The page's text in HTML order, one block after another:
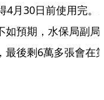
4月30日前使用完。
如預期，水保局副局
最後剩6萬多張會在